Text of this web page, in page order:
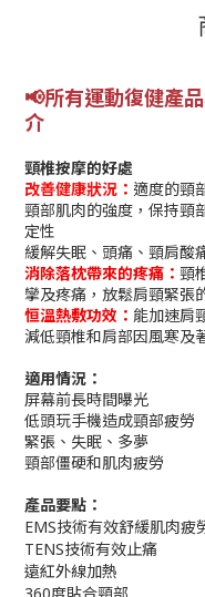
📢所有運動復健產
介
頸椎按摩的好處
改善健康狀況 ： 適度的頸
頸部肌肉的強度，保持頸
定性
緩解失眠、頭痛、頸肩酸
消除落枕帶來的疼痛： 頸
攣及疼痛，放鬆肩頸緊張
恒溫熱敷功效： 能加速肩
減低頸椎和肩部因風寒及
適用情況：
屏幕前長時間曝光
低頭玩手機造成頸部疲勞
緊張、失眠、多夢
頸部僵硬和肌肉疲勞
產品要點：
EMS技術有效舒緩肌肉疲
TENS技術有效止痛
遠紅外線加熱